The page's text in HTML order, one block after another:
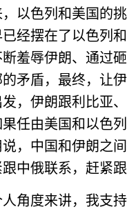
，以色列和美国的
经摆在了以色列
羞辱伊朗、通过
矛盾，最终，让
，伊朗跟利比亚
任由美国和以色
，中国和伊朗之
中俄联系，赶紧
度来讲，我支持